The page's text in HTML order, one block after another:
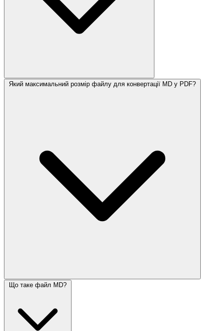
Який максимальний розмір файлу для конвертації MD у PDF?
Що таке файл MD?